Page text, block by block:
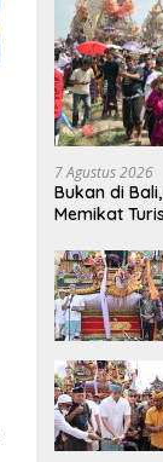
7 Agustus 2026
Bukan di
Memikat